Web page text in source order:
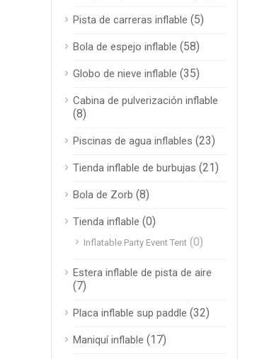
Pista de carreras inflable (5)
Bola de espejo inflable (58)
Globo de nieve inflable (35)
Cabina de pulverización inflable
(8)
Piscinas de agua inflables (23)
Tienda inflable de burbujas (21)
Bola de Zorb (8)
Tienda inflable (0)
Inflatable Party Event Tent (0)
Estera inflable de pista de aire
(7)
Placa inflable sup paddle (32)
Maniquí inflable (17)